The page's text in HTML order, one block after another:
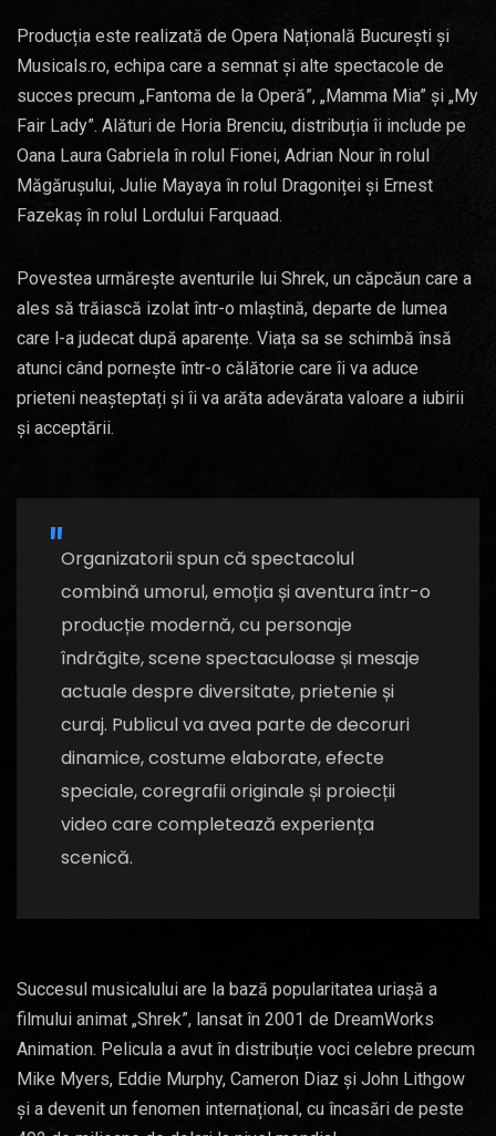
Producția este realizată de Opera Națională București și
Musicals.ro, echipa care a semnat și alte spectacole de
succes precum „Fantoma de la Operă”, „Mamma Mia” și „My
Fair Lady”. Alături de Horia Brenciu, distribuția îi include pe
Oana Laura Gabriela în rolul Fionei, Adrian Nour în rolul
Măgărușului, Julie Mayaya în rolul Dragoniței și Ernest
Fazekaș în rolul Lordului Farquaad.
Povestea urmărește aventurile lui Shrek, un căpcăun care a
ales să trăiască izolat într-o mlaștină, departe de lumea
care l-a judecat după aparențe. Viața sa se schimbă însă
atunci când pornește într-o călătorie care îi va aduce
prieteni neașteptați și îi va arăta adevărata valoare a iubirii
și acceptării.
Organizatorii spun că spectacolul
combină umorul, emoția și aventura într-o
producție modernă, cu personaje
îndrăgite, scene spectaculoase și mesaje
actuale despre diversitate, prietenie și
curaj. Publicul va avea parte de decoruri
dinamice, costume elaborate, efecte
speciale, coregrafii originale și proiecții
video care completează experiența
scenică.
Succesul musicalului are la bază popularitatea uriașă a
filmului animat „Shrek”, lansat în 2001 de DreamWorks
Animation. Pelicula a avut în distribuție voci celebre precum
Mike Myers, Eddie Murphy, Cameron Diaz și John Lithgow
și a devenit un fenomen internațional, cu încasări de peste